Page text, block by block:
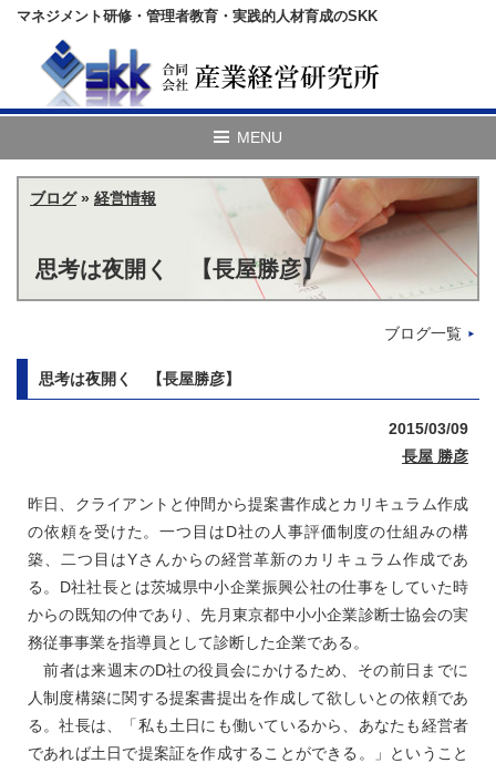
マネジメント研修・管理者教育・実践的人材育成のSKK
ブログ» 経営情報
思考は夜開く 【長屋勝彦】
ブログ一覧
思考は夜開く 【長屋勝彦】
2015/03/09
長屋 勝彦
昨日、クライアントと仲間から提案書作成とカリキュラム作成
の依頼を受けた。一つ目はD社の人事評価制度の仕組みの構
築、二つ目はYさんからの経営革新のカリキュラム作成であ
る。D社社長とは茨城県中小企業振興公社の仕事をしていた時
からの既知の仲であり、先月東京都中小小企業診断士協会の実
務従事事業を指導員として診断した企業である。
前者は来週末のD社の役員会にかけるため、その前日までに
人制度構築に関する提案書提出を作成して欲しいとの依頼であ
る。社長は、「私も土日にも働いているから、あなたも経営者
であれば土日で提案証を作成することができる。」ということ